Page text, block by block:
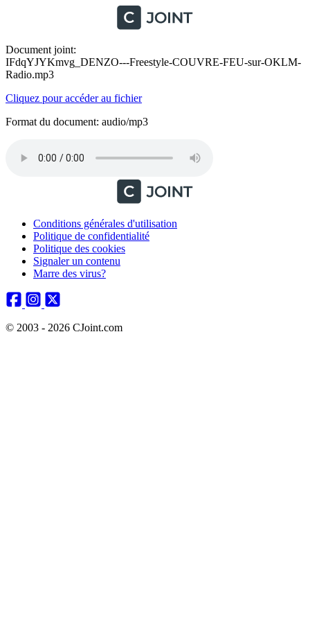
Document joint:
IFdqYJYKmvg_DENZO---Freestyle-COUVRE-FEU-sur-OKLM-
Radio.mp3
Cliquez pour accéder au fichier
Format du document: audio/mp3
Conditions générales d'utilisation
Politique de confidentialité
Politique des cookies
Signaler un contenu
Marre des virus?
© 2003 - 2026 CJoint.com